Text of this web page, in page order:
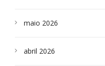
maio 2026
abril 2026